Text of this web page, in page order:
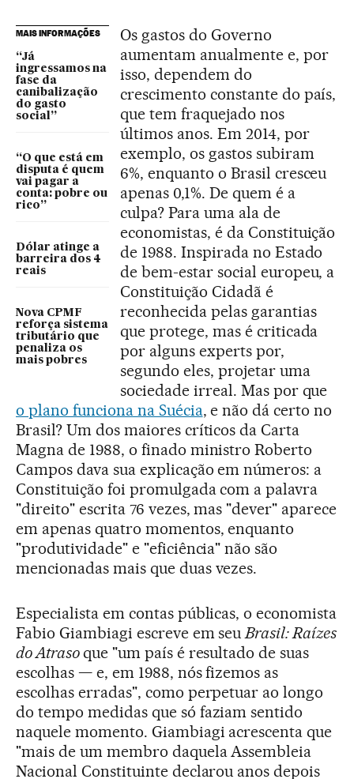
MAIS INFORMAÇÕES
“Já
ingressamos na
fase da
canibalização
do gasto
social”
“O que está em
disputa é quem
vai pagar a
conta: pobre ou
rico”
Dólar atinge a
barreira dos 4
reais
Nova CPMF
reforça sistema
tributário que
penaliza os
mais pobres
Os gastos do Governo
aumentam anualmente e, por
isso, dependem do
crescimento constante do país,
que tem fraquejado nos
últimos anos. Em 2014, por
exemplo, os gastos subiram
6%, enquanto o Brasil cresceu
apenas 0,1%. De quem é a
culpa? Para uma ala de
economistas, é da Constituição
de 1988. Inspirada no Estado
de bem-estar social europeu, a
Constituição Cidadã é
reconhecida pelas garantias
que protege, mas é criticada
por alguns experts por,
segundo eles, projetar uma
sociedade irreal. Mas por que
o plano funciona na Suécia, e não dá certo no
Brasil? Um dos maiores críticos da Carta
Magna de 1988, o finado ministro Roberto
Campos dava sua explicação em números: a
Constituição foi promulgada com a palavra
"direito" escrita 76 vezes, mas "dever" aparece
em apenas quatro momentos, enquanto
"produtividade" e "eficiência" não são
mencionadas mais que duas vezes.
Especialista em contas públicas, o economista
Fabio Giambiagi escreve em seuBrasil: Raízes
do Atrasoque "um país é resultado de suas
escolhas — e, em 1988, nós fizemos as
escolhas erradas", como perpetuar ao longo
do tempo medidas que só faziam sentido
naquele momento. Giambiagi acrescenta que
"mais de um membro daquela Assembleia
Nacional Constituinte declarou anos depois